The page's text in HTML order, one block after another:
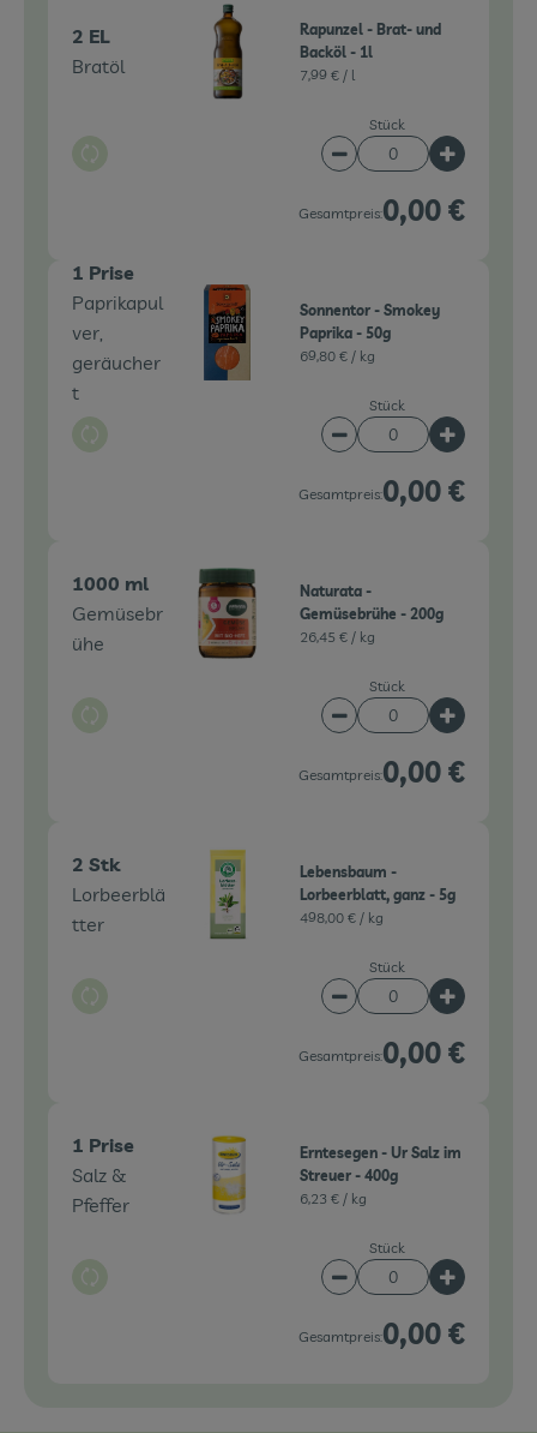
2 EL
Bratöl
Auswahl ändern
Rapunzel - Brat- und
Backöl - 1l
7,99 € / l
Stück
Artikelanzahl
Gesamtpreis:0,00 €
1 Prise
Paprikapul
ver,
geräucher
t
Auswahl ändern
Sonnentor - Smokey
Paprika - 50g
69,80 € / kg
Stück
Artikelanzahl
Gesamtpreis:0,00 €
1000 ml
Gemüsebr
ühe
Auswahl ändern
Naturata -
Gemüsebrühe - 200g
26,45 € / kg
Stück
Artikelanzahl
Gesamtpreis:0,00 €
2 Stk
Lorbeerblä
tter
Auswahl ändern
Lebensbaum -
Lorbeerblatt, ganz - 5g
498,00 € / kg
Stück
Artikelanzahl
Gesamtpreis:0,00 €
1 Prise
Salz &
Pfeffer
Auswahl ändern
Erntesegen - Ur Salz im
Streuer - 400g
6,23 € / kg
Stück
Artikelanzahl
Gesamtpreis:0,00 €